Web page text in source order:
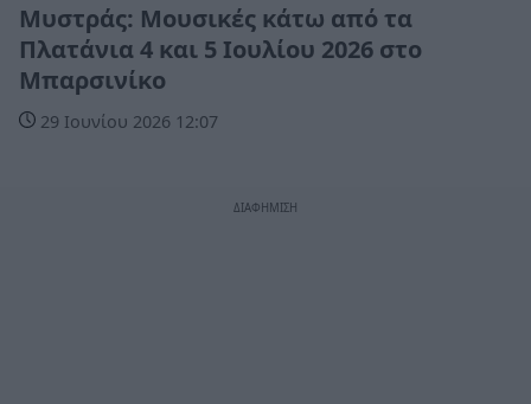
Μυστράς: Μουσικές κάτω από τα
Πλατάνια 4 και 5 Ιουλίου 2026 στο
Μπαρσινίκο
29 Ιουνίου 2026 12:07